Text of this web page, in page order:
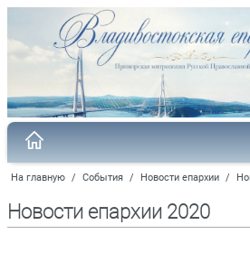
На главную / События / Новости епархии /
Новости епархии 2020